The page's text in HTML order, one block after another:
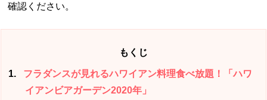
確認ください。
もくじ
1
フラダンスが見れるハワイアン料理食べ放題！「ハワ
イアンビアガーデン2020年」